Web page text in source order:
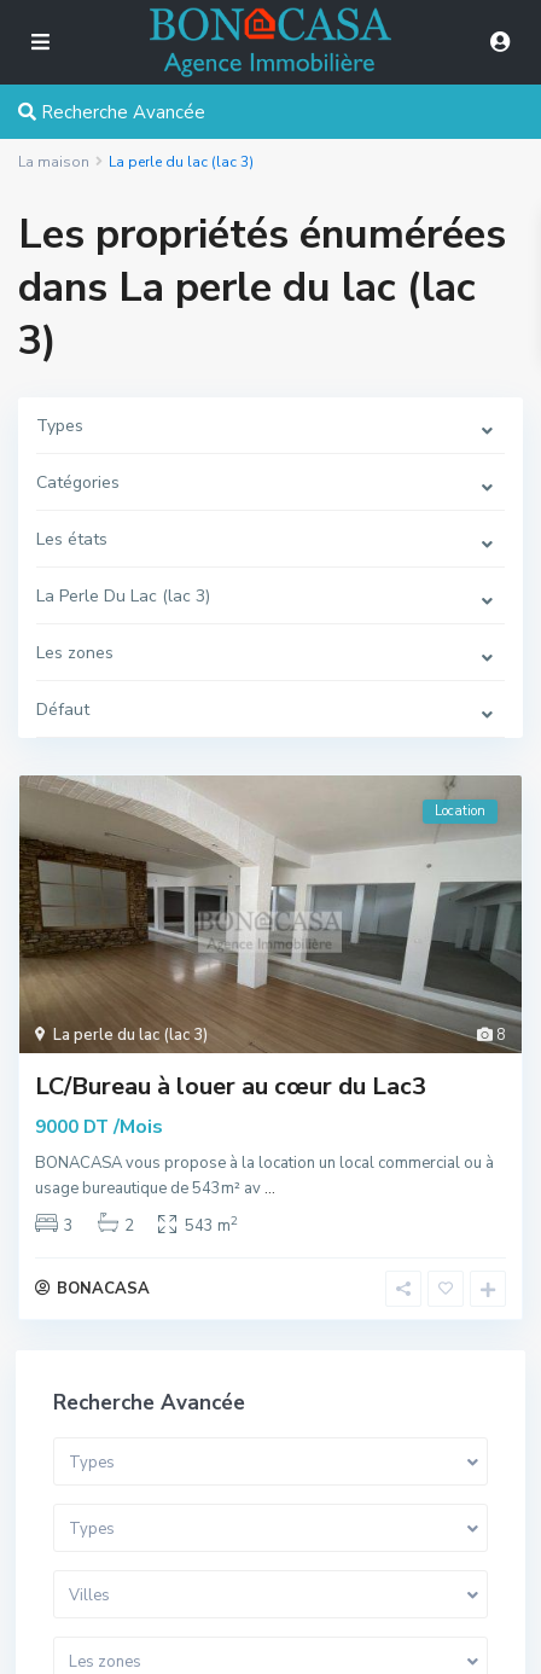
Recherche Avancée
La maison La perle du lac (lac 3)
Les propriétés énumérées
dans La perle du lac (lac
3)
Types
Catégories
Les états
La Perle Du Lac (lac 3)
Les zones
Défaut
8
La perle du lac (lac 3)
Location
LC/Bureau à louer au cœur du Lac3
9000 DT/Mois
BONACASA vous propose à la location un local commercial ou à
usage bureautique de 543m² av...
3
2 543 m2
BONACASA
Recherche Avancée
Types
Types
Villes
Les zones